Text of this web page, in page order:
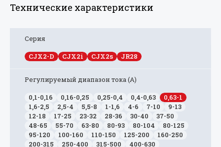
Технические характеристики
Серия
CJX2-D
CJX2i CJX2s JR28
Регулируемый диапазон тока (А)
0,1-0,16
0,16-0,25 0,25-0,4 0,4-0,63
0,63-1
1,6-2,5
2,5-4 5,5-8 1-1,6 4-6 7-10
9-13
12-18
17-25 23-32 28-36 30-40
37-50
48-65
55-70 63-80 80-93 80-104
80-125
95-120
100-160 110-150 125-200
160-250
200-315
250-400 315-500 400-630